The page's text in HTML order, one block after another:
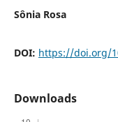
Sônia Rosa
DOI: https://doi.org/
Downloads